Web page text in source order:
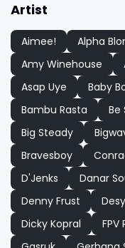
Artist
Aimee!
Alpha
Amy Winehouse
Asap Uye
Baby
Bambu Rasta
Be
Big Steady
Bravesboy
D'Jenks
Danar
Denny Frust
Dicky Kopral
FPV